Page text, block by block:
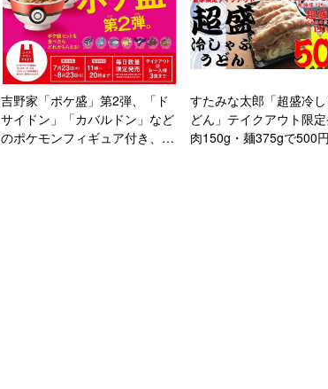
吉野家「ポケ盛」第2弾、「ド
サイドン」「カバルドン」など
のポケモンフィギュア付き、
すたみな太郎「超盛冷し
どん」テイクアウト限定
肉150g・麺375gで500円